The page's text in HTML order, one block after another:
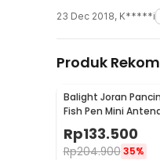
23 Dec 2018, K*****i
Produk
Balight Joran
Fish Pen Mini
Portable Rod 1.4M -
Y0011 / YL100
Rp133.500
Rp204.900 35%